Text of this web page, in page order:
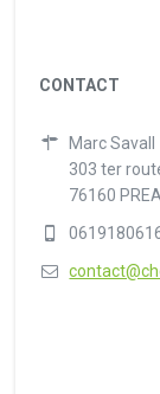
CONTACT
Marc Savall
303 ter
76160